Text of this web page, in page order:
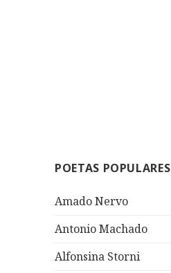
POETAS POPULARES
Amado Nervo
Antonio Machado
Alfonsina Storni